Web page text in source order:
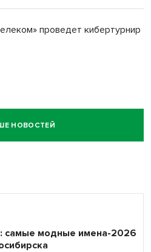
проведет кибертурнир
НОВОСТЕЙ
самые модные имена-2026